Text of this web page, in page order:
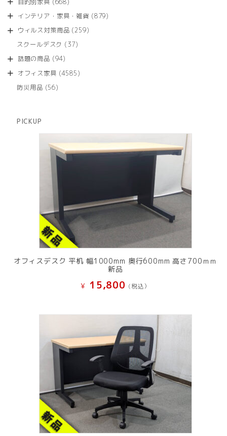
商
の
商
インテリア・家具・雑貨 879879
ウィルス対策商品 259259
スクールデスク 3737
商
話題の商品 9494
の
オフィス家具 45854585
防災用品 5656
PICKUP
オフィスデスク 平机 幅1000mm 奥行600mm 高さ700ｍｍ
新品
¥ 15,800 (税込）